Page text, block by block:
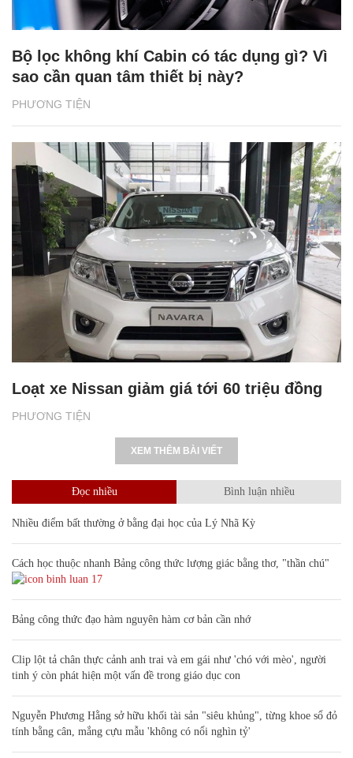
PHƯƠNG TIỆN
Bộ lọc không khí Cabin có tác dụng gì? Vì
sao cần quan tâm thiết bị này?
PHƯƠNG TIỆN
Loạt xe Nissan giảm giá tới 60 triệu đồng
XEM THÊM BÀI VIẾT
Đọc nhiều Bình luận nhiều
Nhiều điểm bất thường ở bằng đại học của Lý Nhã Kỳ
Cách học thuộc nhanh Bảng công thức lượng giác bằng thơ, "thần chú"
17
Bảng công thức đạo hàm nguyên hàm cơ bản cần nhớ
Clip lột tả chân thực cảnh anh trai và em gái như 'chó với mèo', người
tinh ý còn phát hiện một vấn đề trong giáo dục con
Nguyễn Phương Hằng sở hữu khối tài sản "siêu khủng", từng khoe sổ đỏ
tính bằng cân, mắng cựu mẫu 'không có nổi nghìn tỷ'